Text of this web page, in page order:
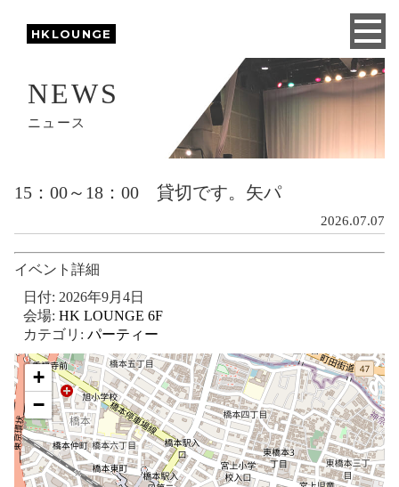
HKLOUNGE
NEWS
ニュース
15：00～18：00 貸切です。矢パ
2026.07.07
イベント詳細
日付: 2026年9月4日
会場: HK LOUNGE 6F
カテゴリ: パーティー
+
−